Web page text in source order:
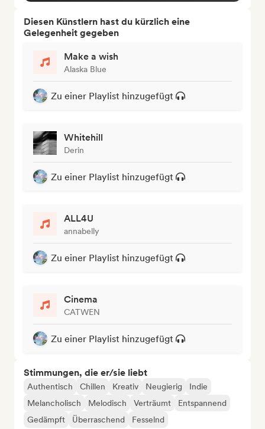
Diesen Künstlern hast du kürzlich eine
Gelegenheit gegeben
Make a wish
Alaska Blue
Zu einer Playlist hinzugefügt
Whitehill
Derin
Zu einer Playlist hinzugefügt
ALL4U
annabelly
Zu einer Playlist hinzugefügt
Cinema
CATWEN
Zu einer Playlist hinzugefügt
Stimmungen, die er/sie liebt
Authentisch Chillen Kreativ Neugierig
Indie
Melancholisch
Melodisch Verträumt
Entspannend
Gedämpft
Überraschend Fesselnd